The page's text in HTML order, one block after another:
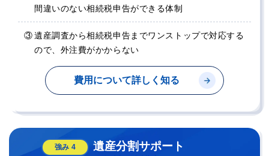
間違いのない相続税申告ができる体制
③遺産調査から相続税申告までワンストップで対応する
ので、 外注費がかからない
費用について詳しく知る
強み 4 遺産分割サポート